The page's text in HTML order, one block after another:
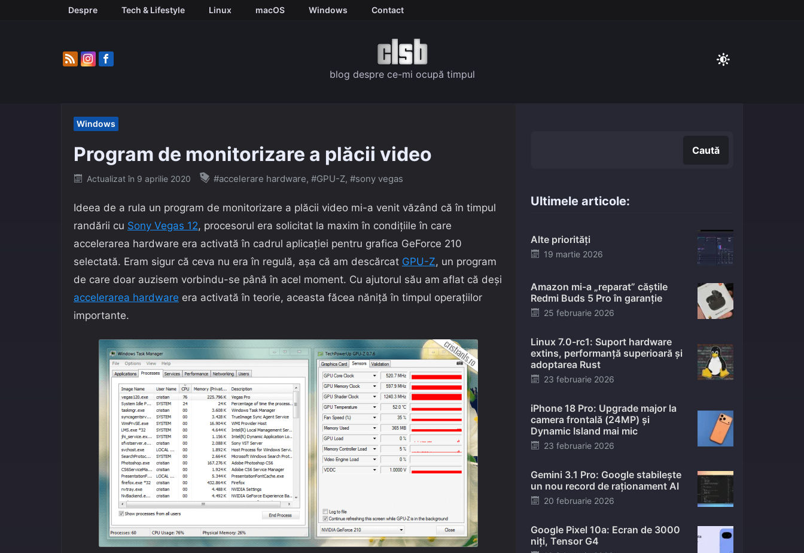
Despre Tech & Lifestyle Linux macOS Windows Contact
blog despre ce-mi ocupă timpul
Windows
Program de monitorizare a plăcii video
Posted
Actualizat în 9 aprilie 2020 #accelerare hardware, #GPU-Z, #sony vegas
Ideea de a rula un program de monitorizare a plăcii video mi-a venit văzând că în timpul
randării cu Sony Vegas 12, procesorul era solicitat la maxim în condițiile în care
accelerarea hardware era activată în cadrul aplicației pentru grafica GeForce 210
selectată. Eram sigur că ceva nu era în regulă, așa că am descărcat GPU-Z, un program
de care doar auzisem vorbindu-se până în acel moment. Cu ajutorul său am aflat că deși
accelerarea hardware era activată în teorie, aceasta făcea năniță în timpul operațiilor
importante.
Caută
Ultimele articole:
Alte priorități
Posted
19 martie 2026
Amazon mi-a „reparat” căștile
Redmi Buds 5 Pro în garanție
Posted
25 februarie 2026
Linux 7.0-rc1: Suport hardware
extins, performanță superioară și
adoptarea Rust
Posted
23 februarie 2026
iPhone 18 Pro: Upgrade major la
camera frontală (24MP) și
Dynamic Island mai mic
Posted
23 februarie 2026
Gemini 3.1 Pro: Google stabilește
un nou record de raționament AI
Posted
20 februarie 2026
Google Pixel 10a: Ecran de 3000
niți, Tensor G4